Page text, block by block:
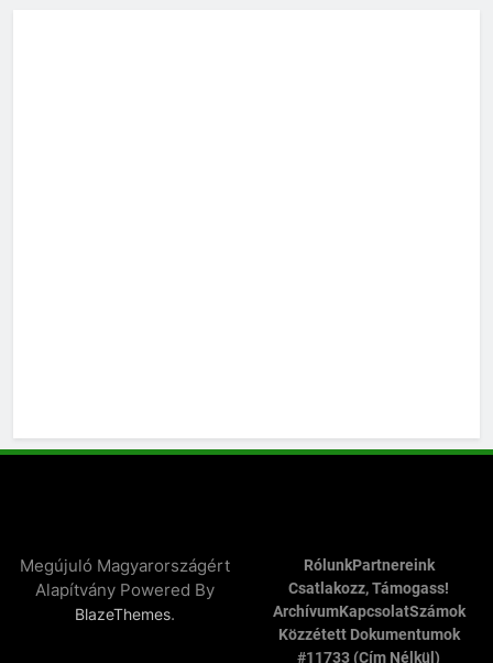
Megújuló Magyarországért
Alapítvány Powered By
BlazeThemes.
RólunkPartnereink
Csatlakozz, Támogass!
ArchívumKapcsolatSzámok
Közzétett Dokumentumok
#11733 (cím Nélkül)